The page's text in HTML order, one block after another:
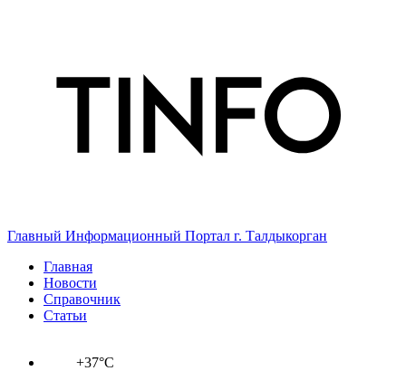
Главный Информационный Портал г. Талдыкорган
Главная
Новости
Справочник
Статьи
+37°C